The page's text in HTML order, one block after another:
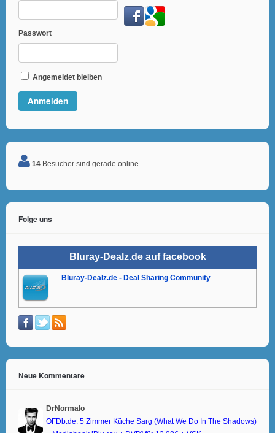
Passwort
Angemeldet bleiben
14 Besucher sind gerade online
Folge uns
Bluray-Dealz.de auf facebook
Bluray-Dealz.de - Deal Sharing Community
Neue Kommentare
DrNormalo
OFDb.de: 5 Zimmer Küche Sarg (What We Do In The Shadows)